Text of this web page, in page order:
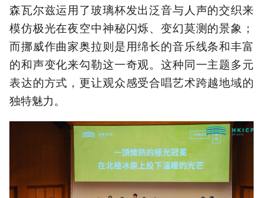
森瓦尔兹运用了玻璃杯发出泛音与人声的交织来
模仿极光在夜空中神秘闪烁、变幻莫测的景象；
而挪威作曲家奥拉则是用绵长的音乐线条和丰富
的和声变化来勾勒这一奇观。这种同一主题多元
表达的方式，更让观众感受合唱艺术跨越地域的
独特魅力。